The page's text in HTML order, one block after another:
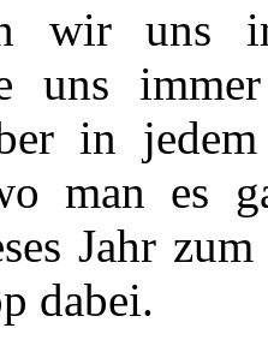
wir uns
uns
in
man es
Jahr
dabei.